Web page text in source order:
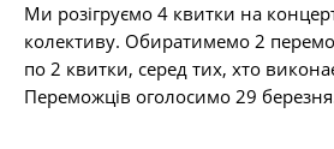
Ми розігруємо 4 квитки на
колективу. Обиратимемо 2
по 2 квитки, серед тих, хто
Переможців оголосимо 29